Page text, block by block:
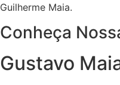
Guilherme Maia.
Conheça
Gustavo